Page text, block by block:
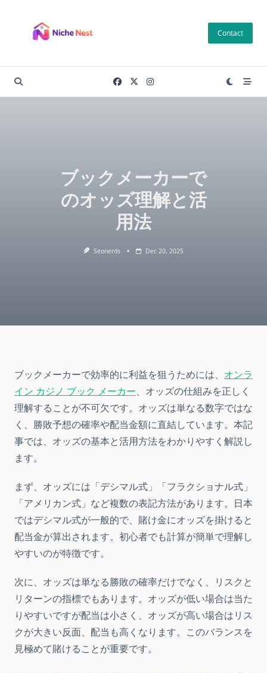
content
Contact
ブックメーカーで
のオッズ理解と活
用法
Seonerds Dec 20, 2025
ブックメーカーで効率的に利益を狙うためには、 オンラ
イン カジノ ブック メーカー、オッズの仕組みを正しく
理解することが不可欠です。オッズは単なる数字ではな
く、勝敗予想の確率や配当金額に直結しています。本記
事では、オッズの基本と活用方法をわかりやすく解説し
ます。
まず、オッズには「デシマル式」「フラクショナル式」
「アメリカン式」など複数の表記方法があります。日本
ではデシマル式が一般的で、賭け金にオッズを掛けると
配当金が算出されます。初心者でも計算が簡単で理解し
やすいのが特徴です。
次に、オッズは単なる勝敗の確率だけでなく、リスクと
リターンの指標でもあります。オッズが低い場合は当た
りやすいですが配当は小さく、オッズが高い場合はリス
クが大きい反面、配当も高くなります。このバランスを
見極めて賭けることが重要です。